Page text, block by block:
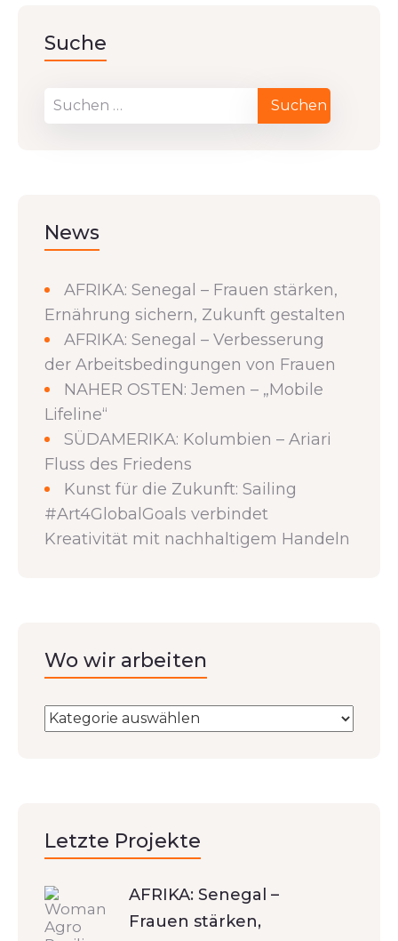
Suche
News
AFRIKA: Senegal – Frauen stärken,
Ernährung sichern, Zukunft gestalten
AFRIKA: Senegal – Verbesserung
der Arbeitsbedingungen von Frauen
NAHER OSTEN: Jemen – „Mobile
Lifeline“
SÜDAMERIKA: Kolumbien – Ariari
Fluss des Friedens
Kunst für die Zukunft: Sailing
#Art4GlobalGoals verbindet
Kreativität mit nachhaltigem Handeln
Wo wir arbeiten
Letzte Projekte
AFRIKA: Senegal –
Frauen stärken,